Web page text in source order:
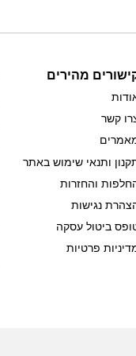
ניתן
האפשרויות
בעמוד
המוצר
מהירים
קשר
ותנאי שימוש באתר
והחזרות
נגישות
ביטול עסקה
פרטיות